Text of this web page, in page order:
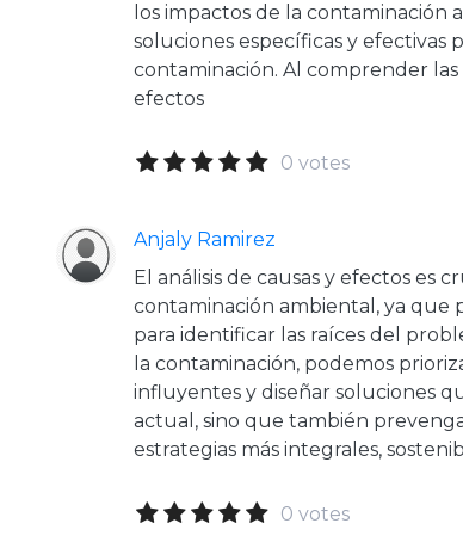
los impactos de la
soluciones específicas y efectivas
contaminación. Al comprender las
efectos
0 votes
Anjaly Ramirez
El análisis de causas y efectos es
contaminación ambiental, ya que
para identificar las raíces del
la contaminación, podemos
influyentes y diseñar soluciones
actual, sino que también
estrategias más integrales,
0 votes